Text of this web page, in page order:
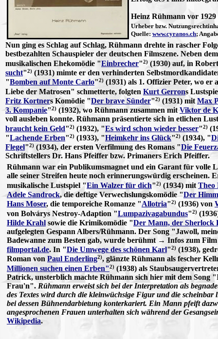
Heinz Rühmann vor 1929
Urheber bzw.
Quelle: www.cyranos.ch;
Nun ging es Schlag auf Schlag, Rühmann drehte in rascher
bestbezahlten Schauspieler der deutschen Filmszene. Neben
musikalischen Ehekomödie "Einbrecher"2) (1930) auf, in
sucht"2) (1931) mimte er den verhinderten
"Bomben auf Monte Carlo"2) (1931) als 1. Offizier Peter, wo er
Liebe der Matrosen" schmetterte, folgten Kurt Gerrons
Fritz Kortners Komödie "Der brave Sünder"2) (1931) mit Max
3. Kompanie"2) (1932), wo Rühmann zusammen mitViktor de
voll ausleben konnte. Rühmann präsentierte sich in etlichen
braucht kein Geld"2) (1932), "Es wird schon wieder besser"2)
"Lachende Erben"2) (1933), "Heimkehr ins Glück"2) (1934), "
Flegel"2) (1934), der ersten Verfilmung des Romans "Die
Schriftstellers Dr. Hans Pfeiffer bzw. Primaners Erich Pfeiffer.
Rühmann war ein Publikumsmagnet und ein Garant für volle
alle seiner Streifen heute noch erinnerungswürdig erscheinen.
musikalische Lustspiel "Ein Walzer für dich"2) (1934) mit Theo
Adele Sandrock, die deftige Verwechslungskomödie "Der
Hans Moser, die temporeiche Romanze "Allotria"2) (1936) von
von Bolvárys Nestroy-Adaption "Lumpazivagabundus"2)
Hilde Krahl sowie die Krimikomödie "Der Mann, der Sherlock
aufgelegten Gespann Albers/Rühmann. Der Song "Jawoll,
Badewanne zum Besten gab, wurde berühmt → Infos zum
filmportal.de. In "Die Umwege des schönen Karl"2) (1938),
Roman von Paul Enderling2), glänzte Rühmann als fescher
Millionen suchen einen Erben"2) (1938) als
Patrick, unsterblich machte Rühmann sich hier mit dem Song
Frau'n". Rühmann erweist sich bei der Interpretation als
des Textes wird durch die kleinwüchsige Figur und die
bei dessen Bühnendarbietung konterkariert. Ein Mann pfeift
angesprochenen Frauen unterhalten sich während der
Wikipedia.